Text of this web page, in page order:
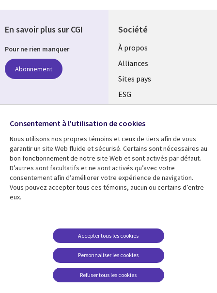
Société
À propos
Alliances
Sites pays
ESG
Fusions
Salle de presse
Ressources
Articles
Études de cas
Baladodiffusions
Support
Restrictions et
conditions juridiques
Carrières FAQ
Centre de gestion des
En savoir plus sur CGI
Pour ne rien manquer
Abonnement
Suivez-nous
Social
Media
Global
FR
Consentement à l'utilisation de cookies
Nous utilisons nos propres témoins et ceux de tiers afin de vous
garantir un site Web fluide et sécurisé. Certains sont nécessaires au
bon fonctionnement de notre site Web et sont activés par défaut.
D’autres sont facultatifs et ne sont activés qu’avec votre
consentement afin d’améliorer votre expérience de navigation.
Vous pouvez accepter tous ces témoins, aucun ou certains d’entre
eux.
Personnaliser les cookies
Accepter tous les cookies
Refuser tous les cookies